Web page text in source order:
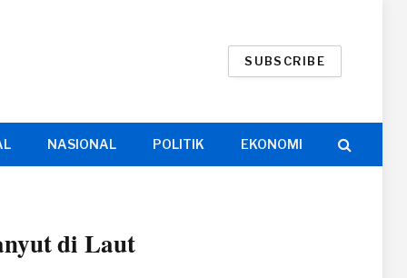
SUBSCRIBE
NASIONAL POLITIK EKONOMI
di Laut